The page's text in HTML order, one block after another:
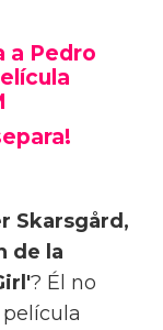
a Pedro
Skarsgård,
de la
? Él no